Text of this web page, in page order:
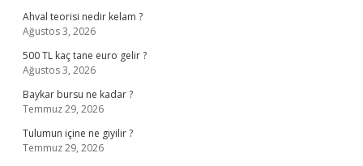
Ahval teorisi nedir kelam ?
Ağustos 3, 2026
500 TL kaç tane euro gelir ?
Ağustos 3, 2026
Baykar bursu ne kadar ?
Temmuz 29, 2026
Tulumun içine ne giyilir ?
Temmuz 29, 2026